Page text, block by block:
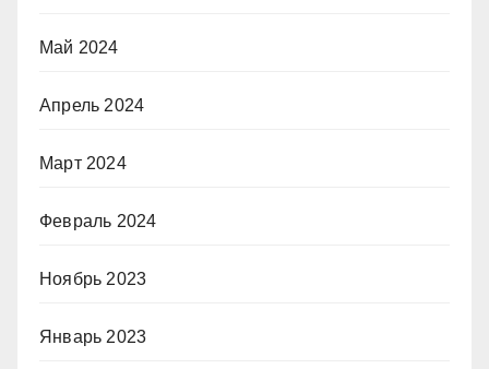
Май 2024
Апрель 2024
Март 2024
Февраль 2024
Ноябрь 2023
Январь 2023